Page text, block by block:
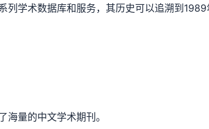
列学术数据库和服务，其历史可以追溯到
量的中文学术期刊。